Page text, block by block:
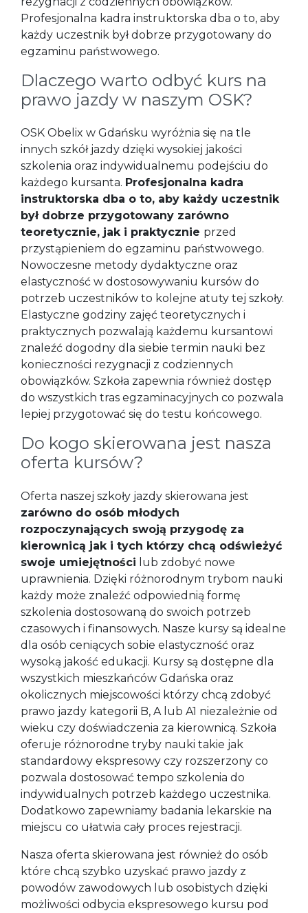
Profesjonalna kadra instruktorska dba o to, aby
każdy uczestnik był dobrze przygotowany do
egzaminu państwowego.
Dlaczego warto odbyć kurs na
prawo jazdy w naszym OSK?
OSK Obelix w Gdańsku wyróżnia się na tle
innych szkół jazdy dzięki wysokiej jakości
szkolenia oraz indywidualnemu podejściu do
każdego kursanta. Profesjonalna kadra
instruktorska dba o to, aby każdy uczestnik
był dobrze przygotowany zarówno
teoretycznie, jak i praktycznie przed
przystąpieniem do egzaminu państwowego.
Nowoczesne metody dydaktyczne oraz
elastyczność w dostosowywaniu kursów do
potrzeb uczestników to kolejne atuty tej szkoły.
Elastyczne godziny zajęć teoretycznych i
praktycznych pozwalają każdemu kursantowi
znaleźć dogodny dla siebie termin nauki bez
konieczności rezygnacji z codziennych
obowiązków. Szkoła zapewnia również dostęp
do wszystkich tras egzaminacyjnych co pozwala
lepiej przygotować się do testu końcowego.
Do kogo skierowana jest nasza
oferta kursów?
Oferta naszej szkoły jazdy skierowana jest
zarówno do osób młodych
rozpoczynających swoją przygodę za
kierownicą jak i tych którzy chcą odświeżyć
swoje umiejętności lub zdobyć nowe
uprawnienia. Dzięki różnorodnym trybom nauki
każdy może znaleźć odpowiednią formę
szkolenia dostosowaną do swoich potrzeb
czasowych i finansowych. Nasze kursy są idealne
dla osób ceniących sobie elastyczność oraz
wysoką jakość edukacji. Kursy są dostępne dla
wszystkich mieszkańców Gdańska oraz
okolicznych miejscowości którzy chcą zdobyć
prawo jazdy kategorii B, A lub A1 niezależnie od
wieku czy doświadczenia za kierownicą. Szkoła
oferuje różnorodne tryby nauki takie jak
standardowy ekspresowy czy rozszerzony co
pozwala dostosować tempo szkolenia do
indywidualnych potrzeb każdego uczestnika.
Dodatkowo zapewniamy badania lekarskie na
miejscu co ułatwia cały proces rejestracji.
Nasza oferta skierowana jest również do osób
które chcą szybko uzyskać prawo jazdy z
powodów zawodowych lub osobistych dzięki
możliwości odbycia ekspresowego kursu pod